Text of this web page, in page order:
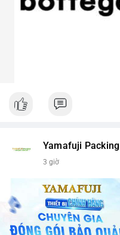
Yamafuji Packing
3 giờ